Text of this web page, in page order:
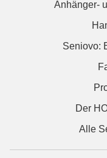
Anhänger-
Seniovo:
Der
Alle